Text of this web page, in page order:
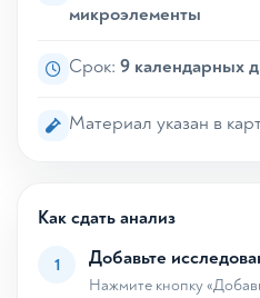
микроэлементы
Срок: 9 календарных
Материал указан в
Как сдать анализ
1 Добавьте
Нажмите кнопку